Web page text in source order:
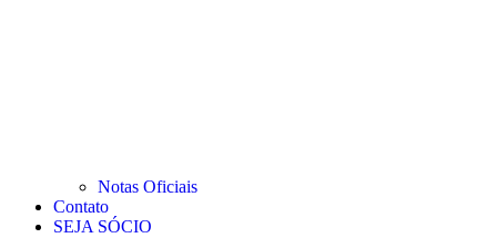
Notas Oficiais
Contato
SEJA SÓCIO